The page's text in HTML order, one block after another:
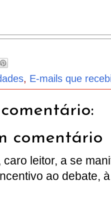
, E-mails que
comentário
caro leitor, a se
ao debate,